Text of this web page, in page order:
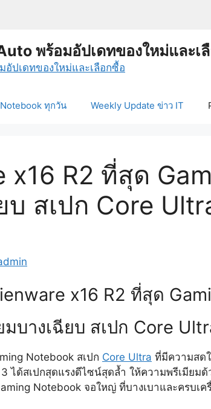
พร้อมอัปเดทของใหม่และเ
Notebook ทุกวัน Weekly Update ข่าว IT
x16 R2 ที่สุด
บ สเปก Core
x16 R2 ที่สุด
มบางเฉียบ สเปก Core
Notebook สเปก Core Ultra ที่มีความสด
ด้สเปกสุดแรงดีไซน์สุดล้ำ ให้ความพรีเมียมด้
Notebook จอใหญ่ ที่บางเบาและครบเ